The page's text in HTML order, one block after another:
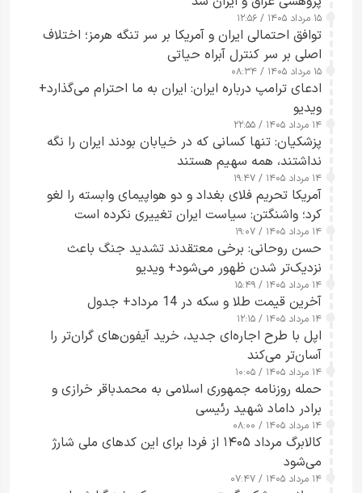
۱۵ مرداد ۱۴۰۵ / ۱۲:۵۶
توافق احتمالی ایران و آمریکا بر سر تنگه هرمز؛ اختلاف
اصلی بر سر کنترل آبراه حیاتی
۱۵ مرداد ۱۴۰۵ / ۰۸:۳۴
ادعای ترامپ درباره ایران: ایران به ما احترام می‌گذارد+
ویدیو
۱۴ مرداد ۱۴۰۵ / ۲۲:۵۵
پزشکیان: تنها کسانی که در خیابان بودند ایران را نگه
نداشتند، همه سهیم هستند
۱۴ مرداد ۱۴۰۵ / ۱۹:۴۷
آمریکا تحریم فلای بغداد و دو هواپیمای وابسته را لغو
کرد؛ واشنگتن: سیاست ایران تغییری نکرده است
۱۴ مرداد ۱۴۰۵ / ۱۹:۰۷
حسن روحانی: برخی معتقدند تشدید جنگ باعث
نزدیک‌تر شدن ظهور می‌شود+ ویدیو
۱۴ مرداد ۱۴۰۵ / ۱۵:۴۹
آخرین قیمت طلا و سکه در 14 مرداد+ جدول
۱۴ مرداد ۱۴۰۵ / ۱۲:۱۵
اپل با طرح اجاره‌ای جدید، خرید آیفون‌های گران‌تر را
آسان‌تر می‌کند
۱۴ مرداد ۱۴۰۵ / ۱۰:۰۵
حمله روزنامه جمهوری اسلامی به محمدباقر خرازی و
برادر داماد شهید رئیسی
۱۴ مرداد ۱۴۰۵ / ۰۸:۰۰
کالابرگ مرداد ۱۴۰۵ از فردا برای این کدهای ملی شارژ
می‌شود
۱۴ مرداد ۱۴۰۵ / ۰۷:۴۷